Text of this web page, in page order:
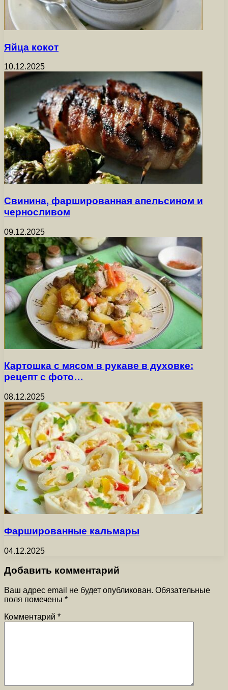
Яйца кокот
10.12.2025
Свинина, фаршированная апельсином и
черносливом
09.12.2025
Картошка с мясом в рукаве в духовке:
рецепт с фото…
08.12.2025
Фаршированные кальмары
04.12.2025
Добавить комментарий
Ваш адрес email не будет опубликован. Обязательные
поля помечены *
Комментарий *